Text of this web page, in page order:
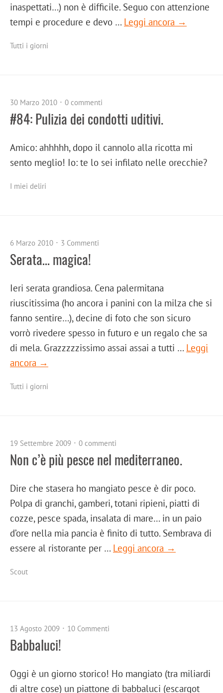
inaspettati…) non è difficile. Seguo con attenzione
tempi e procedure e devo … Leggi ancora →
Tutti i giorni
30 Marzo 2010 0 commenti
#84: Pulizia dei condotti uditivi.
Amico: ahhhhh, dopo il cannolo alla ricotta mi
sento meglio! Io: te lo sei infilato nelle orecchie?
I miei deliri
6 Marzo 2010 3 Commenti
Serata… magica!
Ieri serata grandiosa. Cena palermitana
riuscitissima (ho ancora i panini con la milza che si
fanno sentire…), decine di foto che son sicuro
vorrò rivedere spesso in futuro e un regalo che sa
di mela. Grazzzzzissimo assai assai a tutti … Leggi
ancora →
Tutti i giorni
19 Settembre 2009 0 commenti
Non c’è più pesce nel mediterraneo.
Dire che stasera ho mangiato pesce è dir poco.
Polpa di granchi, gamberi, totani ripieni, piatti di
cozze, pesce spada, insalata di mare… in un paio
d’ore nella mia pancia è finito di tutto. Sembrava di
essere al ristorante per … Leggi ancora →
Scout
13 Agosto 2009 10 Commenti
Babbaluci!
Oggi è un giorno storico! Ho mangiato (tra miliardi
di altre cose) un piattone di babbaluci (escargot